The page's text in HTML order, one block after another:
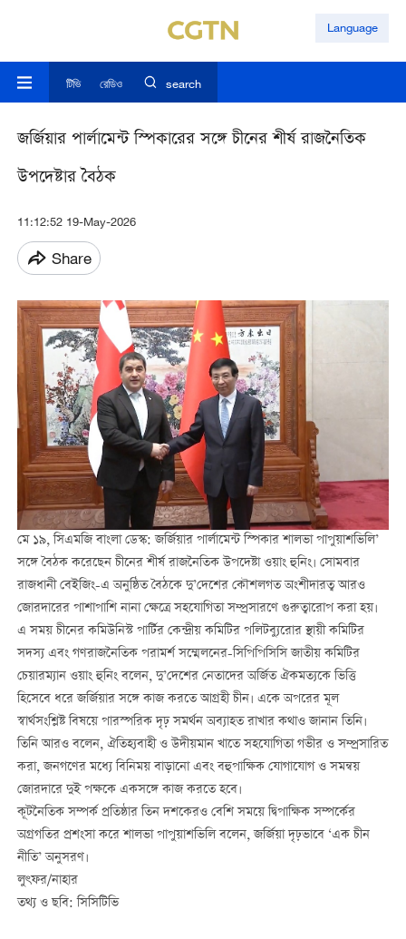
Language
টিভি রেডিও search
জর্জিয়ার পার্লামেন্ট স্পিকারের সঙ্গে চীনের শীর্ষ রাজনৈতিক
উপদেষ্টার বৈঠক
11:12:52 19-May-2026
Share
মে ১৯, সিএমজি বাংলা ডেস্ক: জর্জিয়ার পার্লামেন্ট স্পিকার শালভা পাপুয়াশভিলি’
সঙ্গে বৈঠক করেছেন চীনের শীর্ষ রাজনৈতিক উপদেষ্টা ওয়াং হুনিং। সোমবার
রাজধানী বেইজিং-এ অনুষ্ঠিত বৈঠকে দু’দেশের কৌশলগত অংশীদারত্ব আরও
জোরদারের পাশাপাশি নানা ক্ষেত্রে সহযোগিতা সম্প্রসারণে গুরুত্বারোপ করা হয়।
এ সময় চীনের কমিউনিস্ট পার্টির কেন্দ্রীয় কমিটির পলিটব্যুরোর স্থায়ী কমিটির
সদস্য এবং গণরাজনৈতিক পরামর্শ সম্মেলনের-সিপিপিসিসি জাতীয় কমিটির
চেয়ারম্যান ওয়াং হুনিং বলেন, দু’দেশের নেতাদের অর্জিত ঐকমত্যকে ভিত্তি
হিসেবে ধরে জর্জিয়ার সঙ্গে কাজ করতে আগ্রহী চীন। একে অপরের মূল
স্বার্থসংশ্লিষ্ট বিষয়ে পারস্পরিক দৃঢ় সমর্থন অব্যাহত রাখার কথাও জানান তিনি।
তিনি আরও বলেন, ঐতিহ্যবাহী ও উদীয়মান খাতে সহযোগিতা গভীর ও সম্প্রসারিত
করা, জনগণের মধ্যে বিনিময় বাড়ানো এবং বহুপাক্ষিক যোগাযোগ ও সমন্বয়
জোরদারে দুই পক্ষকে একসঙ্গে কাজ করতে হবে।
কূটনৈতিক সম্পর্ক প্রতিষ্ঠার তিন দশকেরও বেশি সময়ে দ্বিপাক্ষিক সম্পর্কের
অগ্রগতির প্রশংসা করে শালভা পাপুয়াশভিলি বলেন, জর্জিয়া দৃঢ়ভাবে ‘এক চীন
নীতি’ অনুসরণ।
লুৎফর/নাহার
তথ্য ও ছবি: সিসিটিভি